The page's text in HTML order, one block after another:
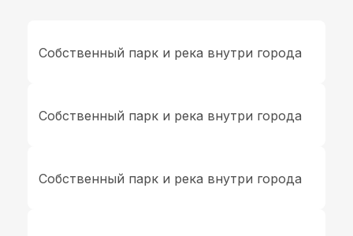
Собственный парк и река внутри города
Собственный парк и река внутри города
Собственный парк и река внутри города